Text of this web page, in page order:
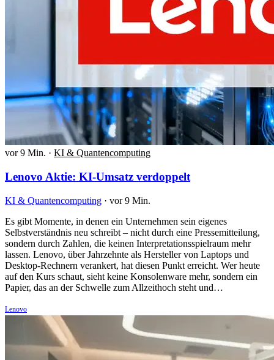
vor 9 Min. · KI & Quantencomputing
Lenovo Aktie: KI-Umsatz verdoppelt
KI & Quantencomputing · vor 9 Min.
Es gibt Momente, in denen ein Unternehmen sein eigenes
Selbstverständnis neu schreibt – nicht durch eine Pressemitteilung,
sondern durch Zahlen, die keinen Interpretationsspielraum mehr
lassen. Lenovo, über Jahrzehnte als Hersteller von Laptops und
Desktop-Rechnern verankert, hat diesen Punkt erreicht. Wer heute
auf den Kurs schaut, sieht keine Konsolenware mehr, sondern ein
Papier, das an der Schwelle zum Allzeithoch steht und…
Lenovo